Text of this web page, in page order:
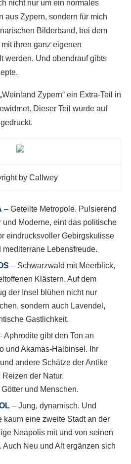
nicht nur um ein normales
aus Zypern, sondern für mich
Bilderband, bei dem
ihren ganz eigenen
werden. Und obendrauf gibts
Zypern“ ein Extra-Teil in
Dieser Teil wurde auf
by Callwey
– Geteilte Metropole. Pulsierend
und Moderne, eint das politische
eindrucksvoller Gebirgskulisse
mediterrane Lebensfreude.
– Schwarzwald mit Meerblick,
Klästern. Auf dem
der Insel blühen nicht nur
sondern auch Lavendel,
Gastlichkeit.
Aphrodite gibt den Ton an
und Akamas-Halbinsel. Ihr
andere Schätze der Antike
der Natur.
und Menschen.
– Jung, dynamisch. Und
kaum eine zweite Stadt an der
Neapolis mit und von seinen
Auch Neu und Alt ergänzen sich